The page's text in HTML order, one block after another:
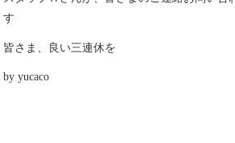
す
皆さま、良い三連休を
by yucaco